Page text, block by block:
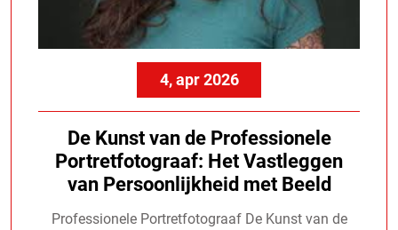
4, apr 2026
De Kunst van de Professionele
Portretfotograaf: Het Vastleggen
van Persoonlijkheid met Beeld
Professionele Portretfotograaf De Kunst van de